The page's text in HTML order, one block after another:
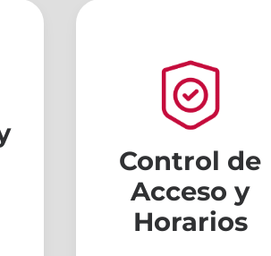
Control de
Acceso y
Horarios